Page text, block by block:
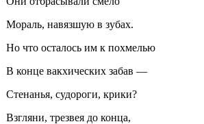
Мораль, навязшую в зубах.
Но что осталось им к похмелью
В конце вакхических забав —
Стенанья, судороги, крики?
Взгляни, трезвея до конца,